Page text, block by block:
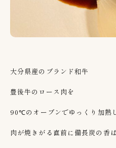
大分県産のブランド和牛
豊後牛のロース肉を
90℃のオーブンでゆっくり加熱
肉が焼きがる直前に備長炭の香